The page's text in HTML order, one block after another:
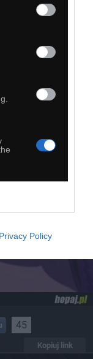
Privacy Policy
45
Kopiuj link